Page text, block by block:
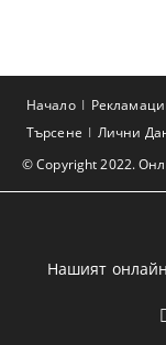
© Copyright 2022.
Начало
Търсене
Лични
Нашият